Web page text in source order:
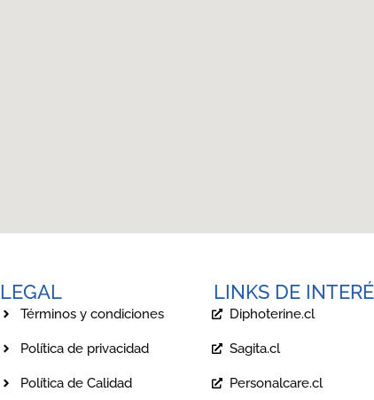
LEGAL
Términos y condiciones
Política de privacidad
Política de Calidad
LINKS DE
Diphoterine.cl
Sagita.cl
Personalcare.cl